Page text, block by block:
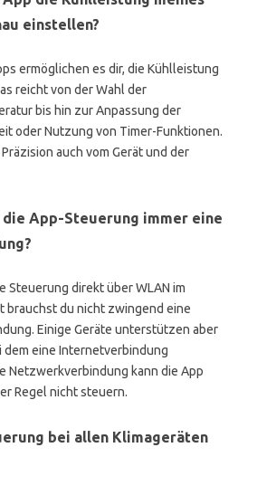
einstellen?
ermöglichen es dir, die Kühlleistung
reicht von der Wahl der
bis hin zur Anpassung der
oder Nutzung von Timer-Funktionen.
auch vom Gerät und der
App-Steuerung immer eine
Steuerung direkt über WLAN im
brauchst du nicht zwingend eine
Einige Geräte unterstützen aber
dem eine Internetverbindung
Netzwerkverbindung kann die App
Regel nicht steuern.
bei allen Klimageräten